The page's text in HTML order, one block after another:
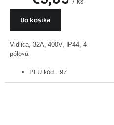
/ ks
Do košíka
Vidlica, 32A, 400V, IP44, 4
pólová
PLU kód : 97